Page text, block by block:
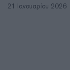
21 Ιανουαρίου 2026